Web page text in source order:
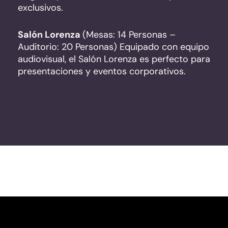
exclusivos.
Salón Lorenza (Mesas: 14 Personas –
Auditorio: 20 Personas) Equipado con equipo
audiovisual, el Salón Lorenza es perfecto para
presentaciones y eventos corporativos.